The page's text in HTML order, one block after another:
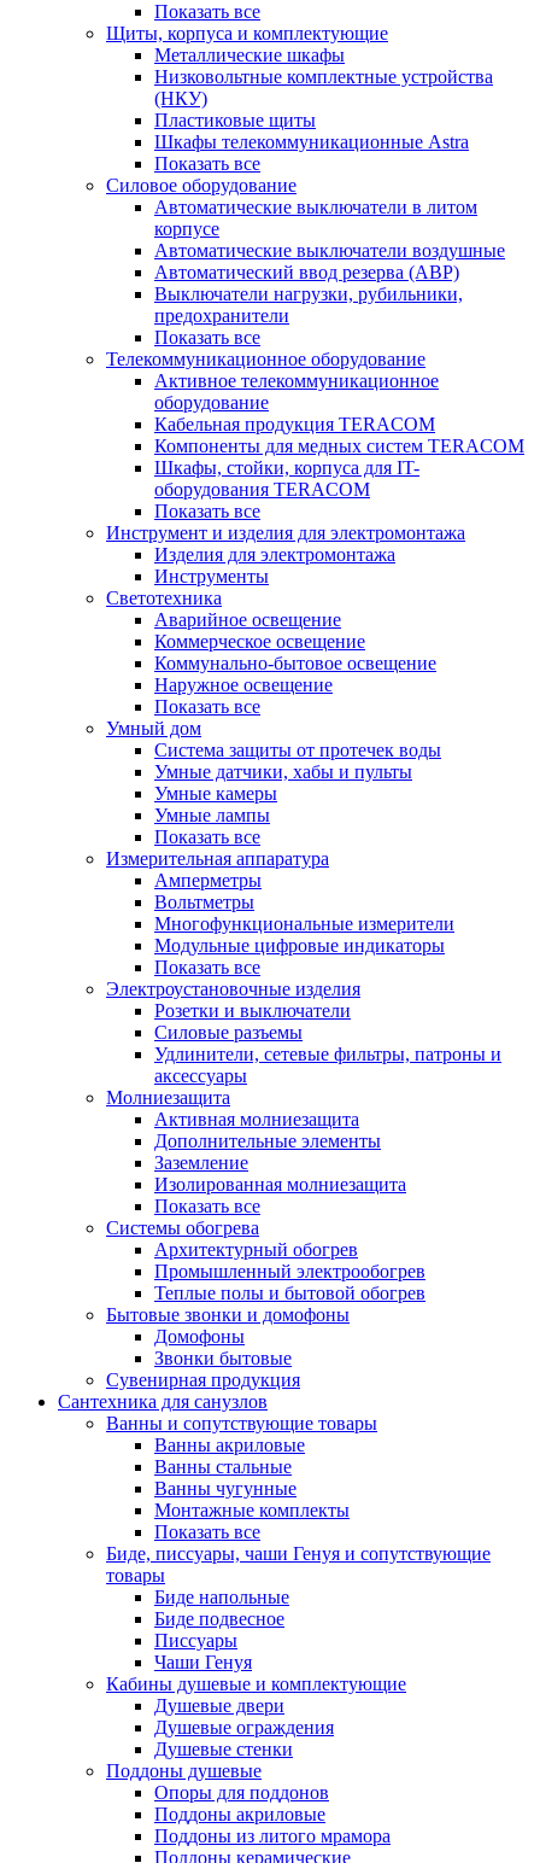
Показать все
Щиты, корпуса и комплектующие
Металлические шкафы
Низковольтные комплектные устройства
(НКУ)
Пластиковые щиты
Шкафы телекоммуникационные Astra
Показать все
Силовое оборудование
Автоматические выключатели в литом
корпусе
Автоматические выключатели воздушные
Автоматический ввод резерва (АВР)
Выключатели нагрузки, рубильники,
предохранители
Показать все
Телекоммуникационное оборудование
Активное телекоммуникационное
оборудование
Кабельная продукция TERACOM
Компоненты для медных систем TERACOM
Шкафы, стойки, корпуса для IT-
оборудования TERACOM
Показать все
Инструмент и изделия для электромонтажа
Изделия для электромонтажа
Инструменты
Светотехника
Аварийное освещение
Коммерческое освещение
Коммунально-бытовое освещение
Наружное освещение
Показать все
Умный дом
Система защиты от протечек воды
Умные датчики, хабы и пульты
Умные камеры
Умные лампы
Показать все
Измерительная аппаратура
Амперметры
Вольтметры
Многофункциональные измерители
Модульные цифровые индикаторы
Показать все
Электроустановочные изделия
Розетки и выключатели
Силовые разъемы
Удлинители, сетевые фильтры, патроны и
аксессуары
Молниезащита
Активная молниезащита
Дополнительные элементы
Заземление
Изолированная молниезащита
Показать все
Системы обогрева
Архитектурный обогрев
Промышленный электрообогрев
Теплые полы и бытовой обогрев
Бытовые звонки и домофоны
Домофоны
Звонки бытовые
Сувенирная продукция
Сантехника для санузлов
Ванны и сопутствующие товары
Ванны акриловые
Ванны стальные
Ванны чугунные
Монтажные комплекты
Показать все
Биде, писсуары, чаши Генуя и сопутствующие
товары
Биде напольные
Биде подвесное
Писсуары
Чаши Генуя
Кабины душевые и комплектующие
Душевые двери
Душевые ограждения
Душевые стенки
Поддоны душевые
Опоры для поддонов
Поддоны акриловые
Поддоны из литого мрамора
Поддоны керамические